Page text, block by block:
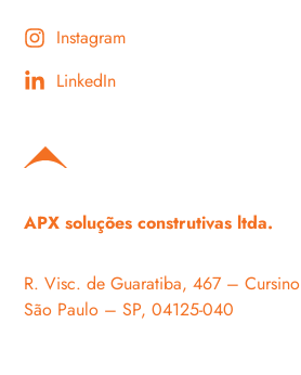
Instagram
LinkedIn
APX soluções construtivas ltda.
R. Visc. de Guaratiba, 467 – Cursino
São Paulo – SP, 04125-040